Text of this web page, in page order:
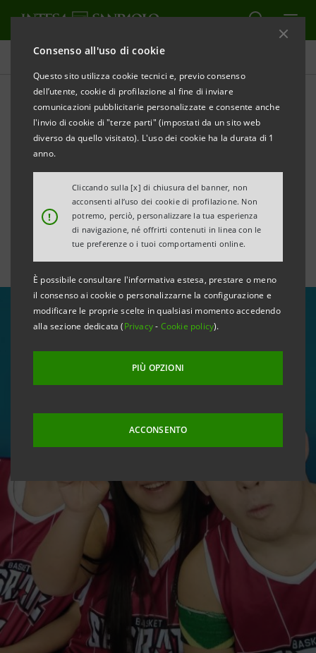
Consenso all'uso di cookie
Questo sito utilizza cookie tecnici e, previo consenso
dell’utente, cookie di profilazione al fine di inviare
comunicazioni pubblicitarie personalizzate e consente anche
l'invio di cookie di "terze parti" (impostati da un sito web
diverso da quello visitato). L'uso dei cookie ha la durata di 1
anno.
!
Cliccando sulla [x] di chiusura del banner, non
acconsenti all’uso dei cookie di profilazione. Non
potremo, perciò, personalizzare la tua esperienza
di navigazione, né offrirti contenuti in linea con le
tue preferenze o i tuoi comportamenti online.
È possibile consultare l'informativa estesa, prestare o meno
il consenso ai cookie o personalizzarne la configurazione e
modificare le proprie scelte in qualsiasi momento accedendo
alla sezione dedicata (Privacy- Cookie policy).
PIÙ OPZIONI
ACCONSENTO
Tutte le news
Premio “Costruiamo il
futuro” per le piccole
associazioni sportive di
Milano